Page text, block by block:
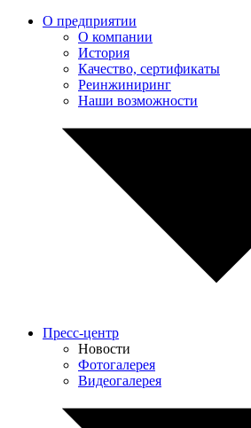
О предприятии
О компании
История
Качество, сертификаты
Реинжиниринг
Наши возможности
Пресс-центр
Новости
Фотогалерея
Видеогалерея